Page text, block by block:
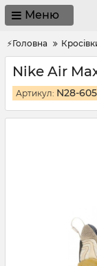
Меню
⚡Головна
Nike Air
Артикул: N28-